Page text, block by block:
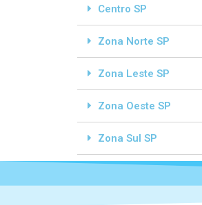
Centro SP
Zona Norte SP
Zona Leste SP
Zona Oeste SP
Zona Sul SP